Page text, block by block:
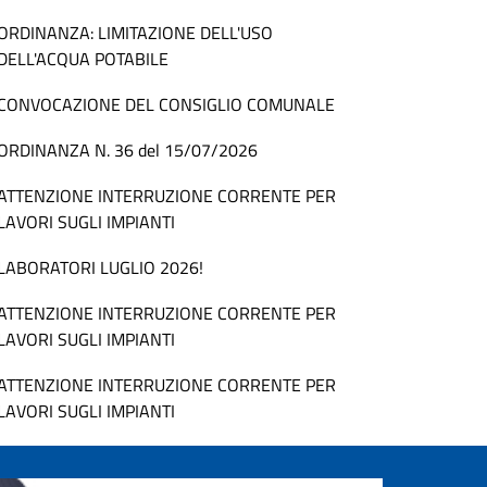
LIMITAZIONE DELL'USO
POTABILE
DEL CONSIGLIO COMUNALE
N. 36 del 15/07/2026
INTERRUZIONE CORRENTE PER
SUGLI IMPIANTI
LUGLIO 2026!
INTERRUZIONE CORRENTE PER
SUGLI IMPIANTI
INTERRUZIONE CORRENTE PER
SUGLI IMPIANTI